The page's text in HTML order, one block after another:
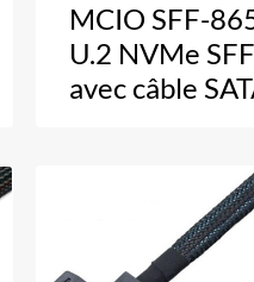
MCIO SFF-
U.2 NVMe
avec câble